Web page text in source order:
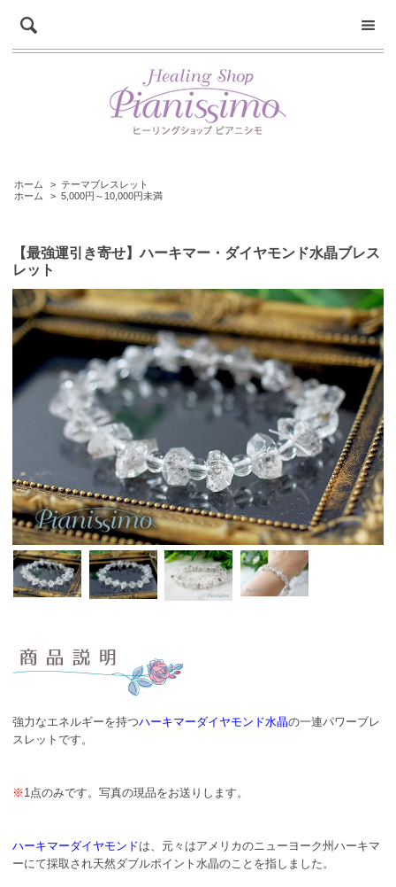
ホーム > テーマブレスレット
ホーム
> 5,000円～10,000円未満
【最強運引き寄せ】ハーキマー・ダイヤモンド水晶ブレス
レット
強力なエネルギーを持つハーキマーダイヤモンド水晶の一連パワーブレ
スレットです。
※ 1点のみです。写真の現品をお送りします。
ハーキマーダイヤモンドは、元々はアメリカのニューヨーク州ハーキマ
ーにて採取され天然ダブルポイント水晶のことを指しました。